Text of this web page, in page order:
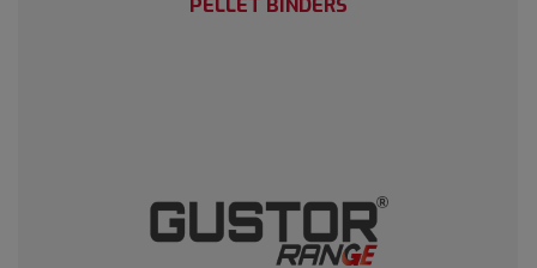
PELLET BINDERS